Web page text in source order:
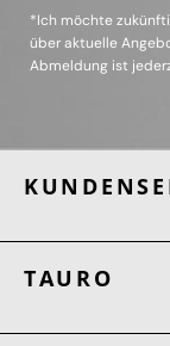
*Ich möchte
über aktuelle
Abmeldung ist
TAURO